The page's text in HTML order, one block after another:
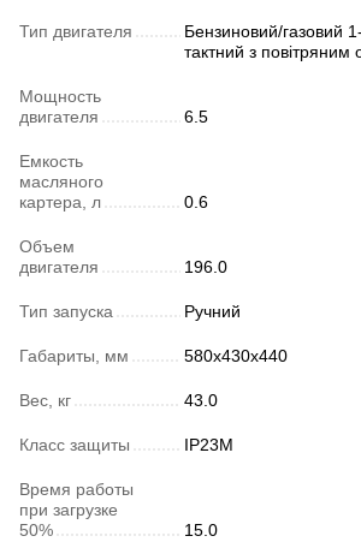
Тип двигателя
Бензиновий/газовий
тактний з
Мощность
двигателя
6.5
Емкость
масляного
картера, л
0.6
Объем
двигателя
196.0
Тип запуска Ручний
Габариты, мм 580x430x440
Вес, кг 43.0
Класс защиты IP23M
Время работы
при загрузке
50%
15.0